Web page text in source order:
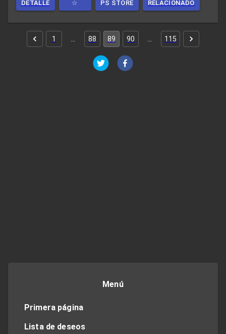
DETALLE ☆ PS STORE RELACIONADO
1 88 89 90 115
Menú
Primera página
Lista de deseos